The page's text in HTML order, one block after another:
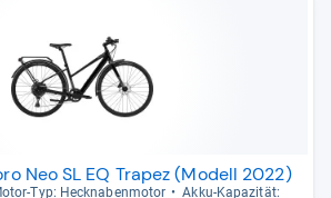
Neo SL EQ Trapez (Modell 2022)
​Typ: Heck­na­ben­mo­tor
Akku-​Kapa­zi­tät: